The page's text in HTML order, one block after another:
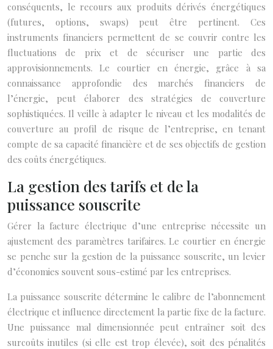
conséquents, le recours aux produits dérivés énergétiques
(futures, options, swaps) peut être pertinent. Ces
instruments financiers permettent de se couvrir contre les
fluctuations de prix et de sécuriser une partie des
approvisionnements. Le courtier en énergie, grâce à sa
connaissance approfondie des marchés financiers de
l’énergie, peut élaborer des stratégies de couverture
sophistiquées. Il veille à adapter le niveau et les modalités de
couverture au profil de risque de l’entreprise, en tenant
compte de sa capacité financière et de ses objectifs de gestion
des coûts énergétiques.
La gestion des tarifs et de la
puissance souscrite
Gérer la facture électrique d’une entreprise nécessite un
ajustement des paramètres tarifaires. Le courtier en énergie
se penche sur la gestion de la puissance souscrite, un levier
d’économies souvent sous-estimé par les entreprises.
La puissance souscrite détermine le calibre de l’abonnement
électrique et influence directement la partie fixe de la facture.
Une puissance mal dimensionnée peut entraîner soit des
surcoûts inutiles (si elle est trop élevée), soit des pénalités